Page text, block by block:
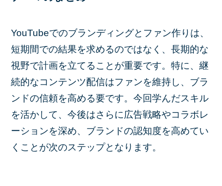
YouTubeでのブランディングとファン作りは、
短期間での結果を求めるのではなく、長期的な
視野で計画を立てることが重要です。特に、継
続的なコンテンツ配信はファンを維持し、ブラ
ンドの信頼を高める要です。今回学んだスキル
を活かして、今後はさらに広告戦略やコラボレ
ーションを深め、ブランドの認知度を高めてい
くことが次のステップとなります。